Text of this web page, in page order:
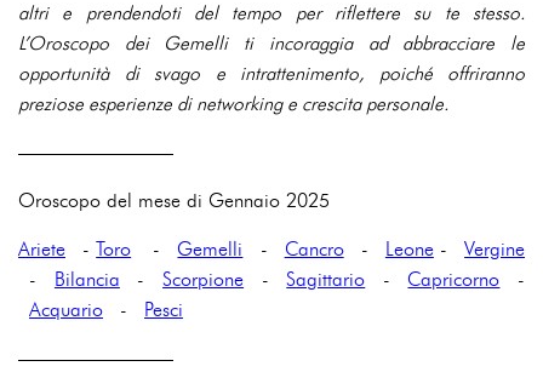
altri e prendendoti del tempo per riflettere su te stesso.
L’Oroscopo dei Gemelli ti incoraggia ad abbracciare le
opportunità di svago e intrattenimento, poiché offriranno
preziose esperienze di networking e crescita personale.
————————
Oroscopo del mese di Gennaio 2025
Ariete -Toro - Gemelli - Cancro- Leone-Vergine
-
Bilancia -Scorpione -Sagittario - Capricorno -
Acquario - Pesci
————————